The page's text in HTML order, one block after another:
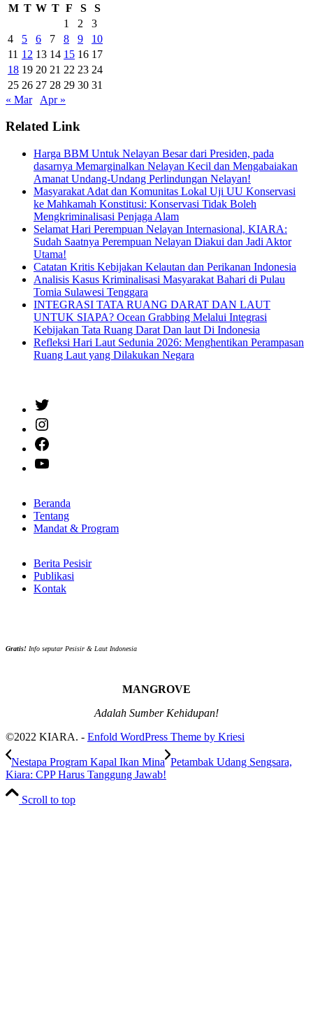
M T W T F S
S
1
2
3
4
5 6 7 8 9
10
11 12 13 14 15 16 17
18 19 20 21 22 23 24
25 26 27 28 29 30 31
« Mar
Apr »
Related Link
Harga BBM Untuk Nelayan Besar dari Presiden, pada
dasarnya Memarginalkan Nelayan Kecil dan Mengabaiakan
Amanat Undang-Undang Perlindungan Nelayan!
Masyarakat Adat dan Komunitas Lokal Uji UU Konservasi
ke Mahkamah Konstitusi: Konservasi Tidak Boleh
Mengkriminalisasi Penjaga Alam
Selamat Hari Perempuan Nelayan Internasional, KIARA:
Sudah Saatnya Perempuan Nelayan Diakui dan Jadi Aktor
Utama!
Catatan Kritis Kebijakan Kelautan dan Perikanan Indonesia
Analisis Kasus Kriminalisasi Masyarakat Bahari di Pulau
Tomia Sulawesi Tenggara
INTEGRASI TATA RUANG DARAT DAN LAUT
UNTUK SIAPA? Ocean Grabbing Melalui Integrasi
Kebijakan Tata Ruang Darat Dan laut Di Indonesia
Refleksi Hari Laut Sedunia 2026: Menghentikan Perampasan
Ruang Laut yang Dilakukan Negara
Beranda
Tentang
Mandat & Program
Berita Pesisir
Publikasi
Kontak
Gratis! Info seputar Pesisir & Laut Indonesia
MANGROVE
Adalah Sumber Kehidupan!
©2022 KIARA. - Enfold WordPress Theme by Kriesi
Nestapa Program Kapal Ikan Mina Petambak Udang Sengsara,
Kiara: CPP Harus Tanggung Jawab!
Scroll to top